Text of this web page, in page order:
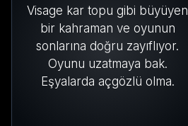
Visage kar topu gibi büyüyen
bir kahraman ve oyunun
sonlarına doğru zayıflıyor.
Oyunu uzatmaya bak.
Eşyalarda açgözlü olma.